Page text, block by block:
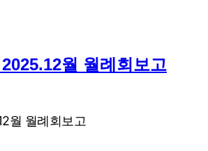
월 월례회보고
월 월례회보고